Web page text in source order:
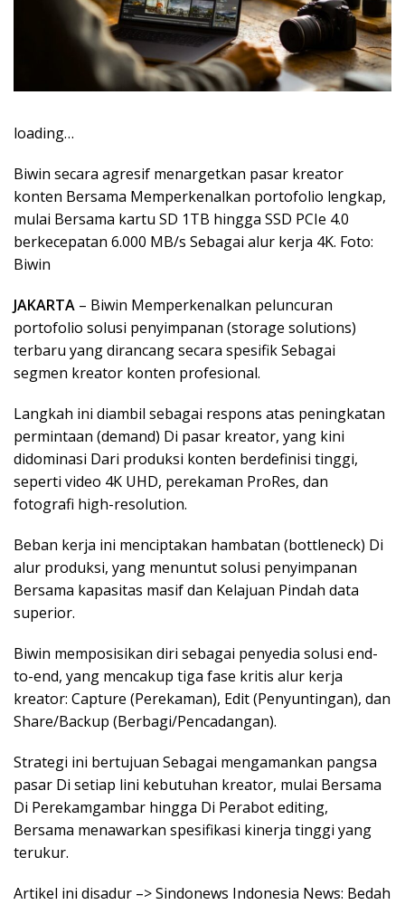
loading…
Biwin secara agresif menargetkan pasar kreator
konten Bersama Memperkenalkan portofolio lengkap,
mulai Bersama kartu SD 1TB hingga SSD PCIe 4.0
berkecepatan 6.000 MB/s Sebagai alur kerja 4K. Foto:
Biwin
JAKARTA – Biwin Memperkenalkan peluncuran
portofolio solusi penyimpanan (storage solutions)
terbaru yang dirancang secara spesifik Sebagai
segmen kreator konten profesional.
Langkah ini diambil sebagai respons atas peningkatan
permintaan (demand) Di pasar kreator, yang kini
didominasi Dari produksi konten berdefinisi tinggi,
seperti video 4K UHD, perekaman ProRes, dan
fotografi high-resolution.
Beban kerja ini menciptakan hambatan (bottleneck) Di
alur produksi, yang menuntut solusi penyimpanan
Bersama kapasitas masif dan Kelajuan Pindah data
superior.
Biwin memposisikan diri sebagai penyedia solusi end-
to-end, yang mencakup tiga fase kritis alur kerja
kreator: Capture (Perekaman), Edit (Penyuntingan), dan
Share/Backup (Berbagi/Pencadangan).
Strategi ini bertujuan Sebagai mengamankan pangsa
pasar Di setiap lini kebutuhan kreator, mulai Bersama
Di Perekamgambar hingga Di Perabot editing,
Bersama menawarkan spesifikasi kinerja tinggi yang
terukur.
Artikel ini disadur –> Sindonews Indonesia News: Bedah